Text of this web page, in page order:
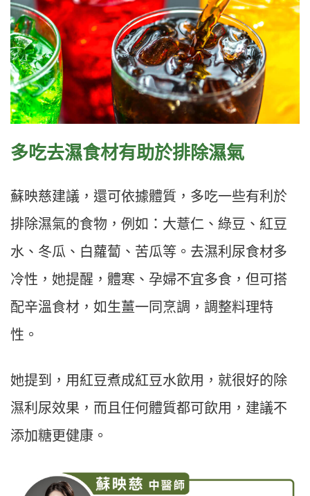
多吃去濕食材有助於排除濕氣
蘇映慈建議，還可依據體質，多吃一些有利於
排除濕氣的食物，例如：大薏仁、綠豆、紅豆
水、冬瓜、白蘿蔔、苦瓜等。去濕利尿食材多
冷性，她提醒，體寒、孕婦不宜多食，但可搭
配辛溫食材，如生薑一同烹調，調整料理特
性。
她提到，用紅豆煮成紅豆水飲用，就很好的除
濕利尿效果，而且任何體質都可飲用，建議不
添加糖更健康。